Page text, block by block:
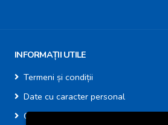
INFORMAȚII UTILE
Termeni și condiții
Date cu caracter personal
Cookie-uri